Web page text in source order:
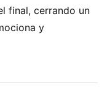
final, cerrando un
y